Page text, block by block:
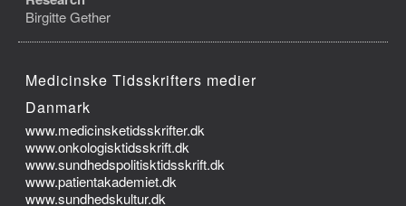
Birgitte Gether
Medicinske Tidsskrifters medier
Danmark
www.medicinsketidsskrifter.dk
www.onkologisktidsskrift.dk
www.sundhedspolitisktidsskrift.dk
www.patientakademiet.dk
www.sundhedskultur.dk